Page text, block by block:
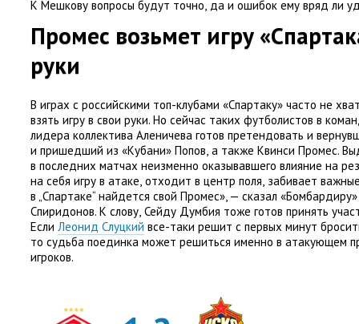
К Мешкову вопросы будут точно, да и ошибок ему вряд ли
Промес возьмет игру «
руки
В играх с российскими топ-клубами «Спартаку» часто не
взять игру в свои руки. Но сейчас таких футболистов в
лидера коллектива Аленичева готов претендовать и
и пришедший из «Кубани» Попов, а также Квинси Промес.
в последних матчах неизменно оказывавшего влияние на
на себя игру в атаке, отходит в центр поля, забивает
в „Спартаке“ найдется свой Промес», — сказал «
Спиридонов. К слову, Сейду Думбия тоже готов принять
Если Леонид Слуцкий все-таки решит с первых минут
то судьба поединка может решиться именно в атакующем
игроков.